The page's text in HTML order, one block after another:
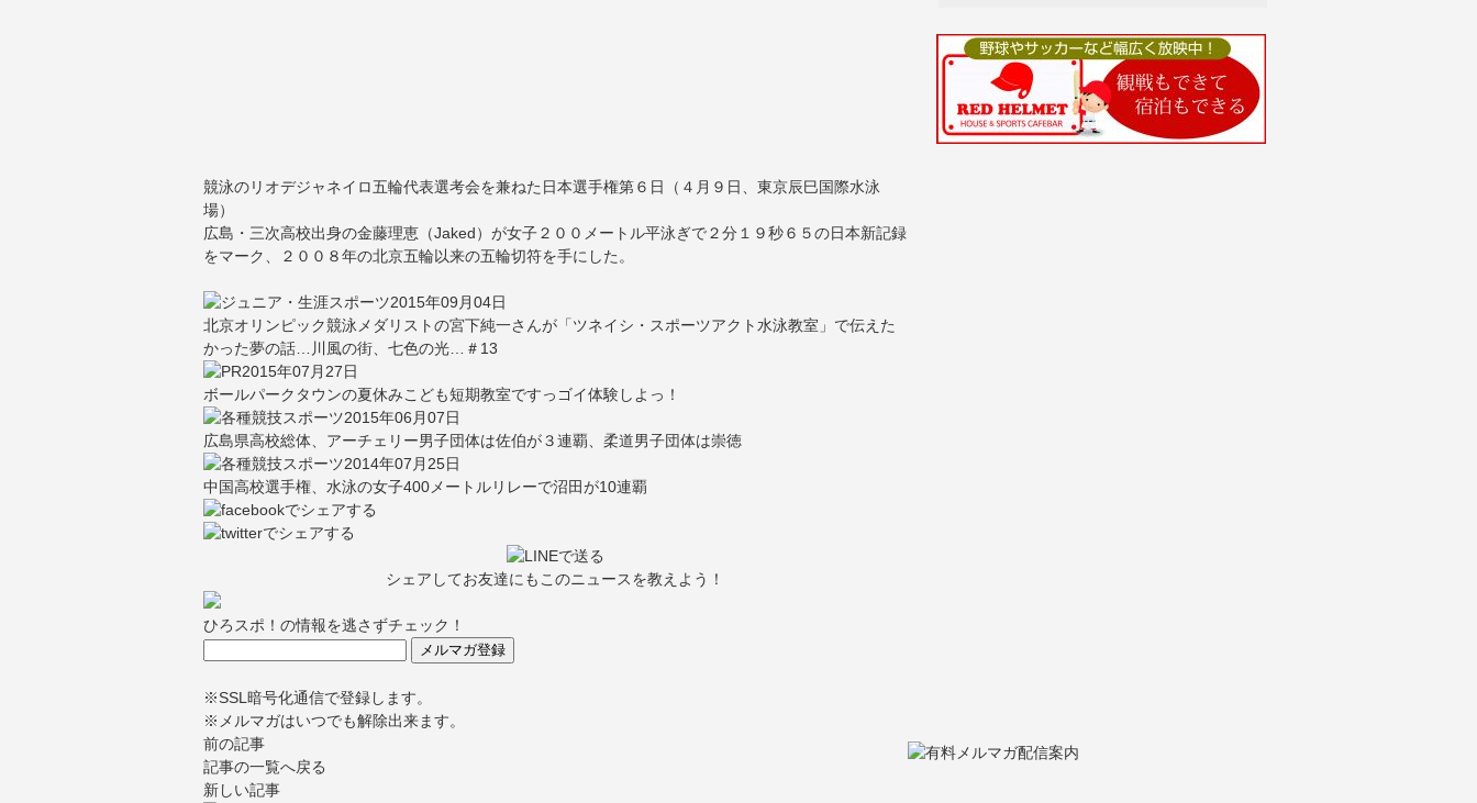
競泳のリオデジャネイロ五輪代表選考会を兼ねた日本選手権第６日（４月９日、東京辰巳国際水泳
場）
広島・三次高校出身の金藤理恵（Jaked）が女子２００メートル平泳ぎで２分１９秒６５の日本新記録
をマーク、２００８年の北京五輪以来の五輪切符を手にした。
2015年09月04日
北京オリンピック競泳メダリストの宮下純一さんが「ツネイシ・スポーツアクト水泳教室」で伝えた
かった夢の話…川風の街、七色の光…＃13
2015年07月27日
ボールパークタウンの夏休みこども短期教室ですっゴイ体験しよっ！
2015年06月07日
広島県高校総体、アーチェリー男子団体は佐伯が３連覇、柔道男子団体は崇徳
2014年07月25日
中国高校選手権、水泳の女子400メートルリレーで沼田が10連覇
シェアしてお友達にもこのニュースを教えよう！
ひろスポ！の情報を逃さずチェック！
※SSL暗号化通信で登録します。
※メルマガはいつでも解除出来ます。
前の記事
記事の一覧へ戻る
新しい記事